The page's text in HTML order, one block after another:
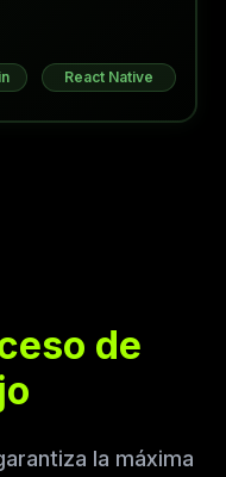
React Native
de
la máxima